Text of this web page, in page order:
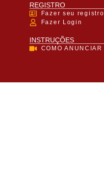
REGISTRO
Fazer seu registro
Fazer Login
INSTRUÇÕES
COMO ANUNCIAR